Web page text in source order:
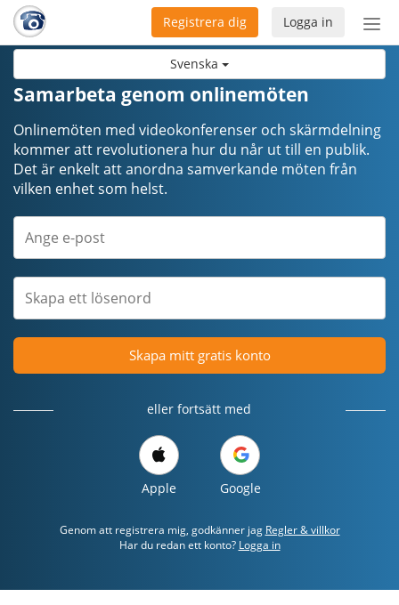
Svenska
Logga in
Registrera dig
Samarbeta genom onlinemöten
Onlinemöten med videokonferenser och skärmdelning
kommer att revolutionera hur du når ut till en publik.
Det är enkelt att anordna samverkande möten från
vilken enhet som helst.
Skapa mitt gratis konto
eller fortsätt med
Apple Google
Genom att registrera mig, godkänner jag Regler & villkor
Har du redan ett konto? Logga in